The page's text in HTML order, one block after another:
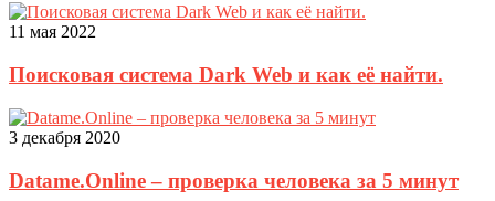
11 мая 2022
Поисковая система Dark Web и как её найти.
3 декабря 2020
Datame.Online – проверка человека за 5 минут